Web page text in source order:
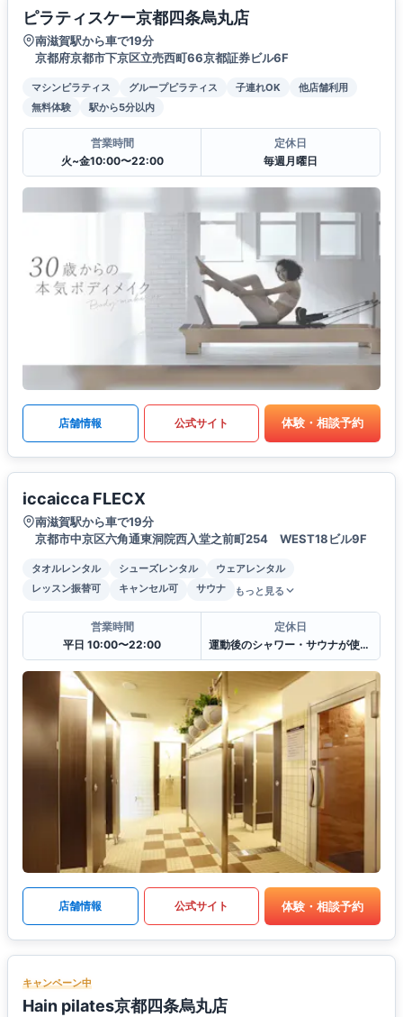
ピラティスケー京都四条烏丸店
南滋賀駅から車で19分
京都府京都市下京区立売西町66京都証券ビル6F
マシンピラティス グループピラティス 子連れOK
他店舗利用
無料体験
駅から5分以内
営業時間
火~金10:00〜22:00
定休日
毎週月曜日
店舗情報 公式サイト 体験・相談予約
iccaicca FLECX
南滋賀駅から車で19分
京都市中京区六角通東洞院西入堂之前町254 WEST18ビル9F
タオルレンタル シューズレンタル
ウェアレンタル
レッスン振替可
キャンセル可 サウナ もっと見る
営業時間
平日 10:00〜22:00
定休日
運動後のシャワー・サウナが使えます
店舗情報 公式サイト 体験・相談予約
キャンペーン中
Hain pilates京都四条烏丸店